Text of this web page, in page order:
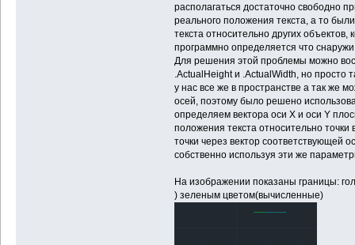
располагаться достаточно свободно
реального положения текста, а то
текста относительно других объектов,
программно определяется что
Для решения этой проблемы можно
.ActualHeight и .ActualWidth, но просто
у нас все же в пространстве а так же
осей, поэтому было решено
определяем вектора оси X и оси Y
положения текста относительно
точки через вектор соответствующей
собственно используя эти же
На изображении показаны границы:
) зеленым цветом(вычисленные)